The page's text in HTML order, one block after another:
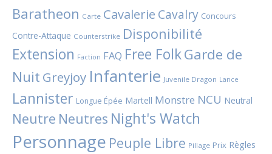
Baratheon Carte Cavalerie Cavalry Concours
Contre-Attaque Counterstrike Disponibilité
Extension Faction FAQ Free FolkGarde de
Nuit Greyjoy Infanterie Juvenile Dragon Lance
Lannister Longue Épée Martell Monstre NCU Neutral
Neutre Neutres Night's Watch
Personnage Peuple Libre Pillage Prix Règles